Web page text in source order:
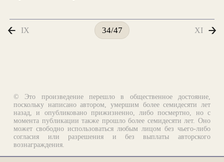
IX 34/47 XI
© Это произведение перешло в общественное достояние,
поскольку написано автором, умершим более семидесяти лет
назад, и опубликовано прижизненно, либо посмертно, но с
момента публикации также прошло более семидесяти лет. Оно
может свободно использоваться любым лицом без чьего-либо
согласия или разрешения и без выплаты авторского
вознаграждения.